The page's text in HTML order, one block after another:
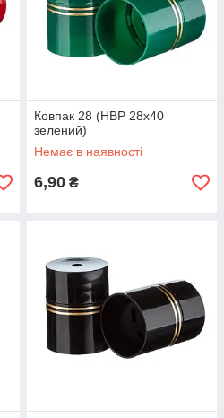
Ковпак 28 (НВР 28х40
зелений)
Немає в наявності
6,90 ₴